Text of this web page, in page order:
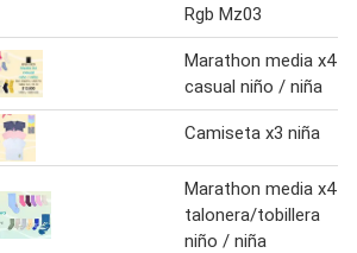
Rgb Mz03
Marathon media x4
casual niño / niña
Camiseta x3 niña
Marathon media x4
talonera/tobillera
niño / niña